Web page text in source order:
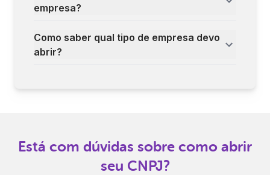
empresa?
Como saber qual tipo de empresa devo
abrir?
Está com dúvidas sobre como abrir
seu CNPJ?